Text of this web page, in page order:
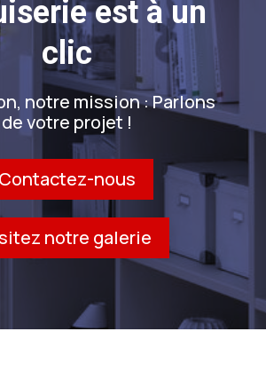
est à un
clic
notre mission : Parlons
de votre projet !
Contactez-nous
notre galerie